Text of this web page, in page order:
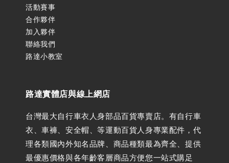
活動賽事
合作夥伴
加入夥伴
聯絡我們
路達小教室
路達實體店與線上網店
台灣最大自行車衣人身部品百貨專賣店。有自行車
衣、車褲、安全帽、等運動百貨人身專業配件，代
理各類國內外知名品牌、商品種類最為齊全、提供
最優惠價格與各年齡客層商品方便您一站式購足